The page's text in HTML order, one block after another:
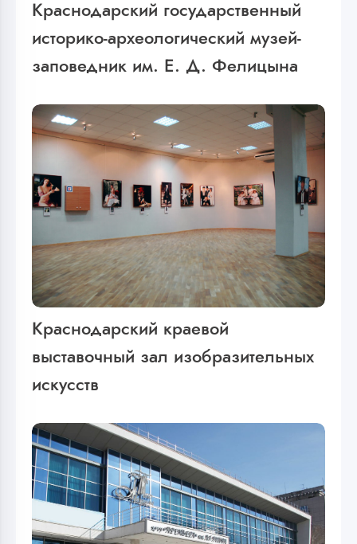
Краснодарский государственный
историко-археологический музей-
заповедник им. Е. Д. Фелицына
Краснодарский краевой
выставочный зал изобразительных
искусств